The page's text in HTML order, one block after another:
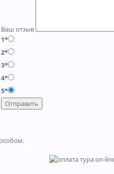
Ваш отзыв
1*
2*
3*
4*
5*
Отправить